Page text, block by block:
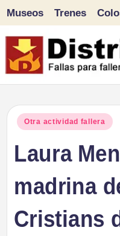
Saltar
al
Museos Trenes
Publicado
Otra actividad fallera
Laura
madrina
Cristians